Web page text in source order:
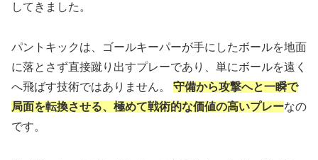
してきました。
パントキックは、ゴールキーパーが手にしたボールを地面
に落とさず直接蹴り出すプレーであり、単にボールを遠く
へ飛ばす技術ではありません。 守備から攻撃へと一瞬で
局面を転換させる、極めて戦術的な価値の高いプレーなの
です。